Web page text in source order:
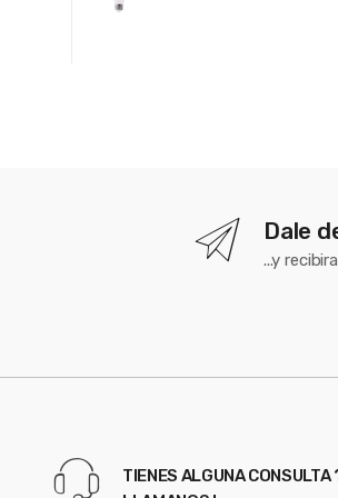
Dale
...y
TIENES ALGUNA CONSULTA